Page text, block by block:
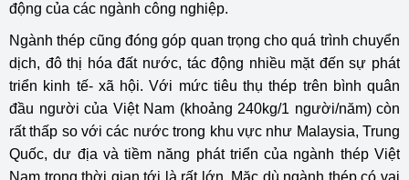
động của các ngành công nghiệp.
Ngành thép cũng đóng góp quan trọng cho quá trình chuyển
dịch, đô thị hóa đất nước, tác động nhiều mặt đến sự phát
triển kinh tế- xã hội. Với mức tiêu thụ thép trên bình quân
đầu người của Việt Nam (khoảng 240kg/1 người/năm) còn
rất thấp so với các nước trong khu vực như Malaysia, Trung
Quốc, dư địa và tiềm năng phát triển của ngành thép Việt
Nam trong thời gian tới là rất lớn. Mặc dù ngành thép có vai